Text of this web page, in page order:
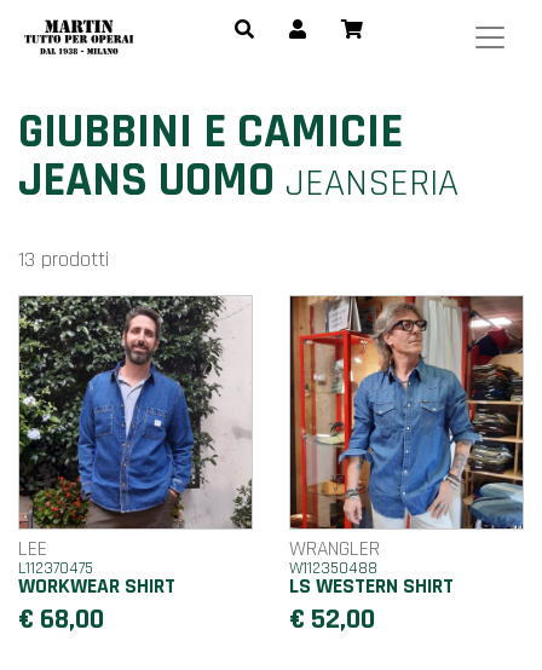
GIUBBINI E CAMICIE
JEANS UOMO JEANSERIA
13 prodotti
LEE
L112370475
WORKWEAR SHIRT
€ 68,00
WRANGLER
W112350488
LS WESTERN SHIRT
€ 52,00